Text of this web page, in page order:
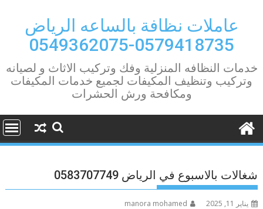
contentعاملات نظافة بالساعه الرياض
0579418735-0549362075
خدمات النظافه المنزلية وفك وتركيب الاثاث و لصيانه
وتركيب وتنظيف المكيفات لجميع خدمات المكيفات
ومكافحة ورش الحشرات
شغالات بالاسبوع في الرياض 0583707749
يناير 11, 2025 manora mohamed